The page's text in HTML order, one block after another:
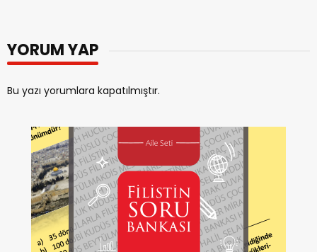
YORUM YAP
Bu yazı yorumlara kapatılmıştır.